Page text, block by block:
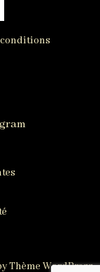
conditions
Thème WordPress